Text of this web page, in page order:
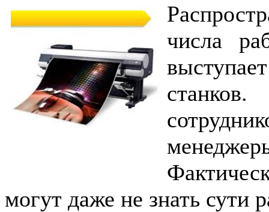
числа
могут даже не знать сути